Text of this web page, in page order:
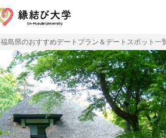
福島県のおすすめデートプラン＆デートスポット一